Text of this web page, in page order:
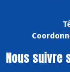
Nous suivre